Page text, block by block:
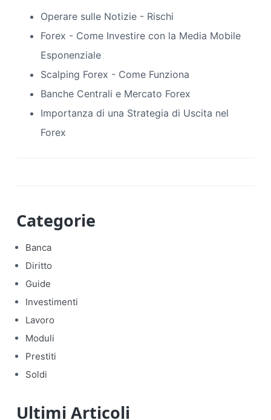
Operare sulle Notizie - Rischi
Forex - Come Investire con la Media Mobile
Esponenziale
Scalping Forex - Come Funziona
Banche Centrali e Mercato Forex
Importanza di una Strategia di Uscita nel
Forex
Categorie
Banca
Diritto
Guide
Investimenti
Lavoro
Moduli
Prestiti
Soldi
Ultimi Articoli